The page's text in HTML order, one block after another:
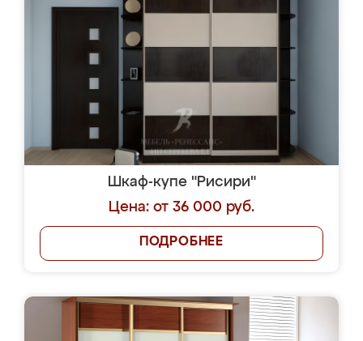
Шкаф-купе "Рисири"
Цена: от 36 000 руб.
ПОДРОБНЕЕ